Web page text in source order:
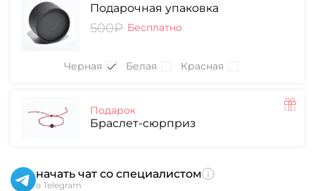
Подарочная упаковка
500₽ Бесплатно
Черная Белая Красная
Подарок
Браслет-сюрприз
начать чат со специалистом
в Telegram